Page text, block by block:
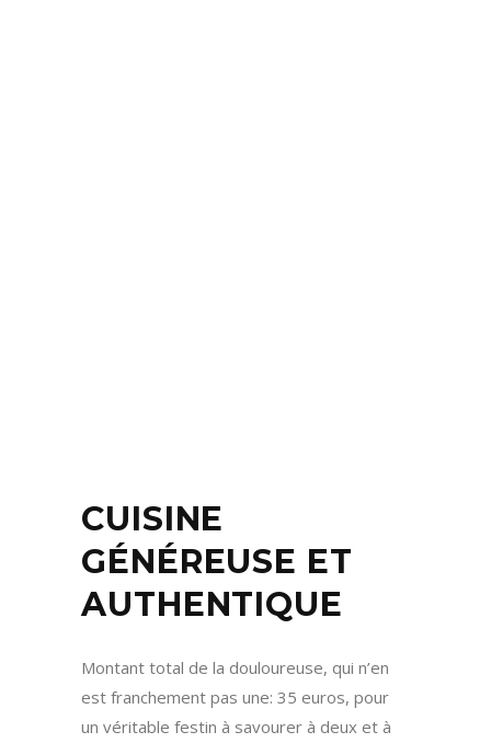
CUISINE
GÉNÉREUSE ET
AUTHENTIQUE
Montant total de la douloureuse, qui n’en
est franchement pas une: 35 euros, pour
un véritable festin à savourer à deux et à